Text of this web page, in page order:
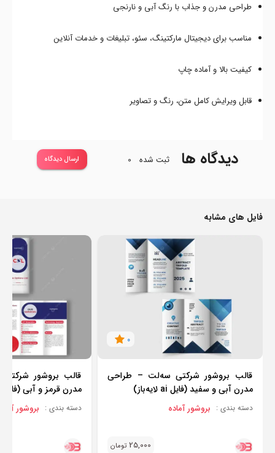
طراحی مدرن و جذاب با رنگ آبی و نارنجی
مناسب برای دیجیتال مارکتینگ، سئو، تبلیغات و خدمات آنلاین
کیفیت بالا و آماده چاپ
قابل ویرایش کامل متن، رنگ و تصاویر
دیدگاه ها ثبت شده 0 ارسال دیدگاه
فایل های مشابه
0
قالب بروشور شرکتی سه‌لت – طراحی
مدرن آبی و سفید (فایل ai لایه‌باز)
دسته بندی : بروشور آماده
25,000 تومان
قالب بروشور
مدرن قرمز و آبی (فایل eps لایه‌باز)
دسته بندی : بروشور